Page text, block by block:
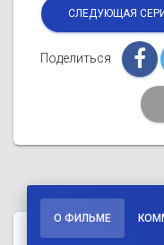
СЛЕДУЮЩАЯ
Поделиться
О ФИЛЬМЕ